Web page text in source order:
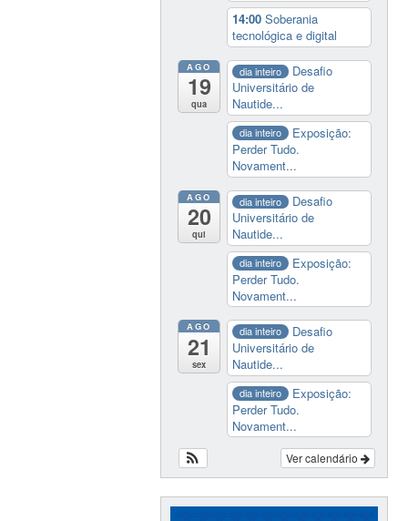
14:00Soberania
tecnológica e digital
AGO
19
qua
dia inteiro
Desafio
Universitário de
Nautide...
dia inteiro
Exposição:
Perder Tudo.
Novament...
AGO
20
qui
dia inteiro
Desafio
Universitário de
Nautide...
dia inteiro
Exposição:
Perder Tudo.
Novament...
AGO
21
sex
dia inteiro
Desafio
Universitário de
Nautide...
dia inteiro
Exposição:
Perder Tudo.
Novament...
Ver calendário